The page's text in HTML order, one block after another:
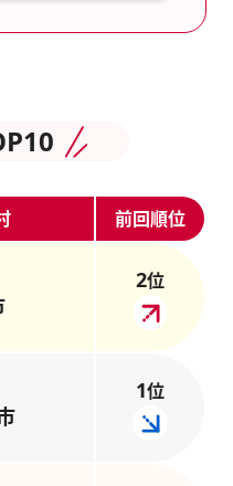
前回順位
2位
1位